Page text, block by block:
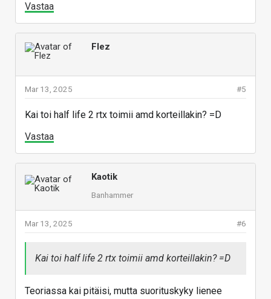
Vastaa
Flez
#5
Mar 13, 2025
Kai toi half life 2 rtx toimii amd korteillakin? =D
Vastaa
Kaotik
Banhammer
#6
Mar 13, 2025
Kai toi half life 2 rtx toimii amd korteillakin? =D
Teoriassa kai pitäisi, mutta suorituskyky lienee